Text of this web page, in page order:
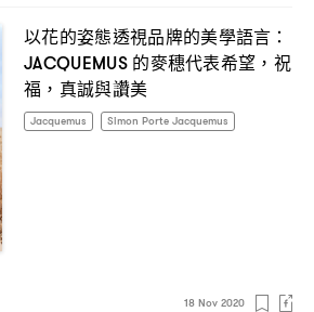
以花的姿態透視品牌的美學語言 ：
JACQUEMUS 的麥穗代表希望 ， 祝
福 ， 真誠與讚美
Jacquemus Simon Porte Jacquemus
18 Nov 2020